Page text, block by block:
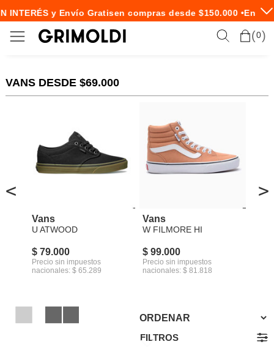
INTERÉS y Envío Gratisen compras desde $150.000 •Envío
0
VANS DESDE $69.000
<
Vans
U ATWOOD
$ 79.000
Precio sin impuestos
nacionales: $ 65.289
Vans
W FILMORE HI
$ 99.000
Precio sin impuestos
nacionales: $ 81.818
>
FILTROS